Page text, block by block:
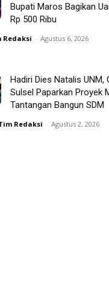
Bupati Maros Bagikan
Rp 500 Ribu
Redaksi - Agustus 6, 2026
Hadiri Dies Natalis UNM,
Sulsel Paparkan Proyek
Tantangan Bangun SDM
Redaksi - Agustus 2, 2026